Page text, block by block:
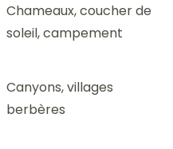
Chameaux, coucher de
soleil, campement
Canyons, villages
berbères